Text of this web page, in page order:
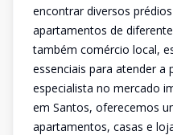
encontrar diversos
apartamentos de
também comércio local,
essenciais para atender a
especialista no mercado
em Santos, oferecemos
apartamentos, casas e